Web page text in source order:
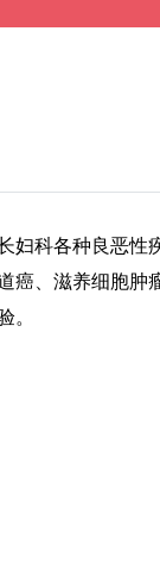
妇科各种良恶
癌、滋养细胞肿
。